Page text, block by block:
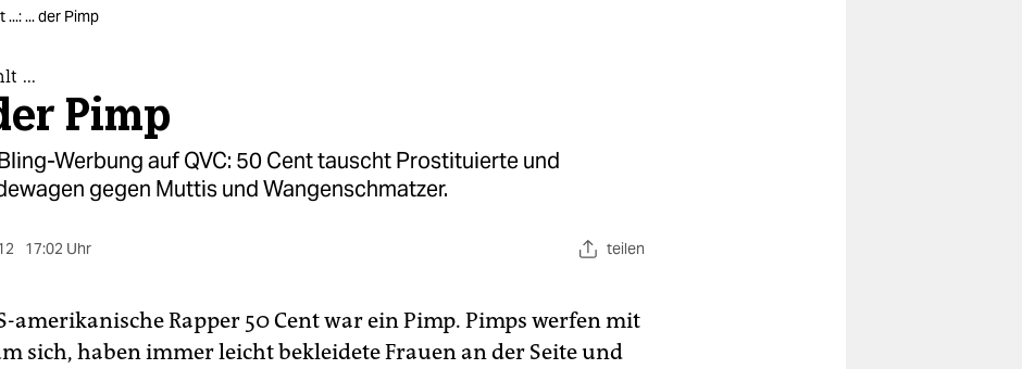
...: ... der Pimp
...
Pimp
Werbung auf QVC: 50 Cent tauscht Prostituierte und
gegen Muttis und Wangenschmatzer.
17:02 Uhr teilen
amerikanische Rapper 50 Cent war ein Pimp. Pimps werfen mit
sich, haben immer leicht bekleidete Frauen an der Seite und